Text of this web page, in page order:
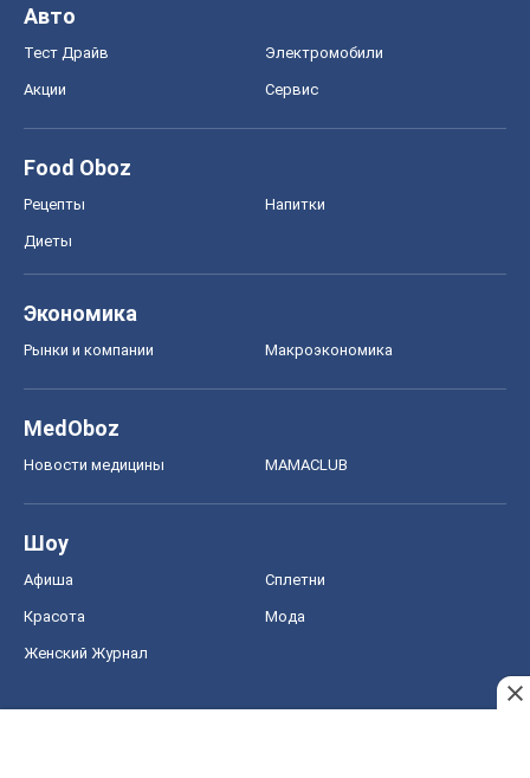
Авто
Тест Драйв Электромобили
Акции Сервис
Food Oboz
Рецепты Напитки
Диеты
Экономика
Рынки и компании Mакроэкономика
MedOboz
Новости медицины MAMACLUB
Шоу
Афиша Сплетни
Красота Мода
Женский Журнал